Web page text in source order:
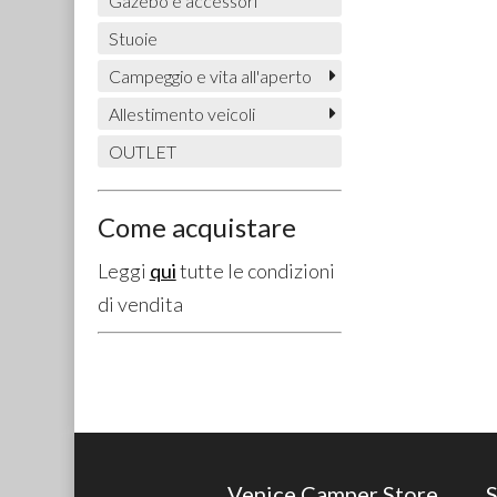
Stuoie
Campeggio e vita all'aperto
Allestimento veicoli
OUTLET
Come acquistare
Leggi quitutte le condizioni
di vendita